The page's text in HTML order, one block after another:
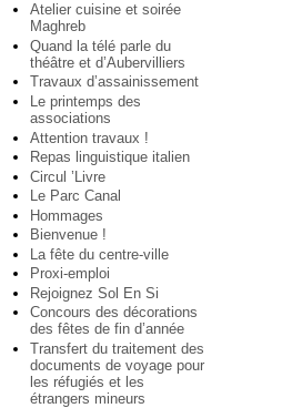
Atelier cuisine et soirée
Maghreb
Quand la télé parle du
théâtre et d’Aubervilliers
Travaux d’assainissement
Le printemps des
associations
Attention travaux !
Repas linguistique italien
Circul ’Livre
Le Parc Canal
Hommages
Bienvenue !
La fête du centre-ville
Proxi-emploi
Rejoignez Sol En Si
Concours des décorations
des fêtes de fin d’année
Transfert du traitement des
documents de voyage pour
les réfugiés et les
étrangers mineurs